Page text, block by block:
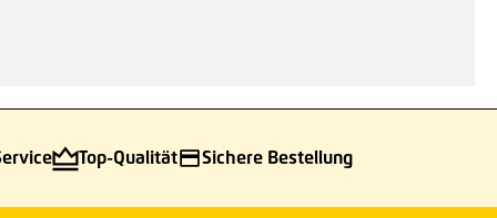
Top-Qualität Sichere Bestellung